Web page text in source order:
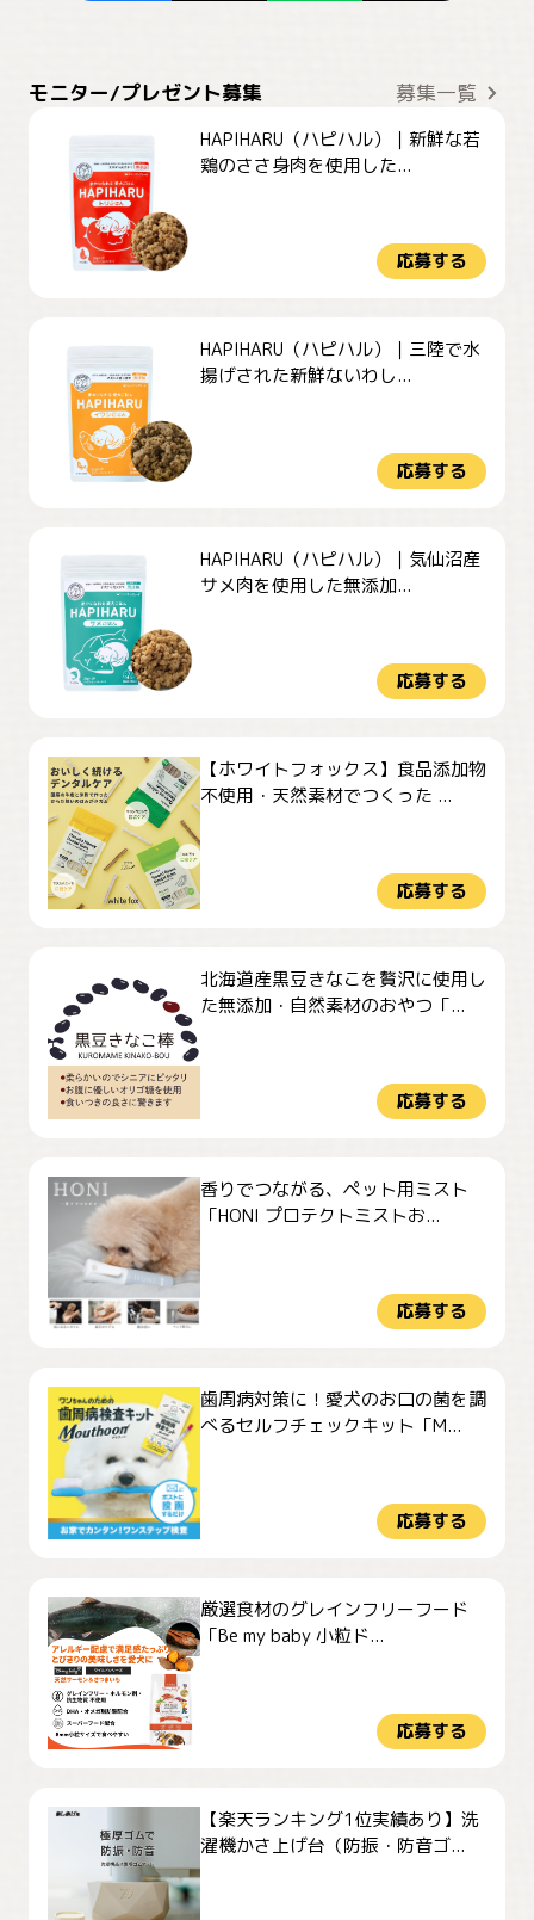
モニター/プレゼント募集 募集一覧
HAPIHARU（ハピハル）｜新鮮な若
鶏のささ身肉を使用した...
応募する
HAPIHARU（ハピハル）｜三陸で水
揚げされた新鮮ないわし...
応募する
HAPIHARU（ハピハル）｜気仙沼産
サメ肉を使用した無添加...
応募する
【ホワイトフォックス】食品添加物
不使用・天然素材でつくった ...
応募する
北海道産黒豆きなこを贅沢に使用し
た無添加・自然素材のおやつ「...
応募する
香りでつながる、ペット用ミスト
「HONI プロテクトミストお...
応募する
歯周病対策に！愛犬のお口の菌を調
べるセルフチェックキット「M...
応募する
厳選食材のグレインフリーフード
「Be my baby 小粒ド...
応募する
【楽天ランキング1位実績あり】洗
濯機かさ上げ台（防振・防音ゴ...